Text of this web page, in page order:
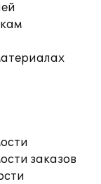
заказов